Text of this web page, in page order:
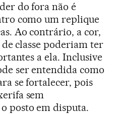
do fora não é
como um replique
Ao contrário, a cor,
classe poderiam ter
a ela. Inclusive
ser entendida como
se fortalecer, pois
sem
posto em disputa.